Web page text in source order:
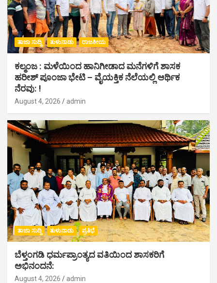
ತಾಜಾ ಸುದ್ದಿ ತುಳುನಾಡು ರಾಜಕೀಯ
ಕಲ್ಮಂಜ : ಮಳೆಯಿಂದ ಹಾನಿಗೀಡಾದ ಮನೆಗಳಿಗೆ ಶಾಸಕ
ಹರೀಶ್ ಪೂಂಜಾ ಭೇಟಿ – ವೈಯಕ್ತಿಕ ನೆಲೆಯಲ್ಲಿ ಆರ್ಥಿಕ‌
ನೆರವು: !
August 4, 2026 admin
ತಾಜಾ ಸುದ್ದಿ ತುಳುನಾಡು ಪ್ರತಿಭೆ
ಬೆಳ್ತಂಗಡಿ ಧರ್ಮಪ್ರಾಂತ್ಯದ ವತಿಯಿಂದ ಶಾಸಕರಿಗೆ
ಅಭಿನಂದನೆ:
August 4, 2026 admin